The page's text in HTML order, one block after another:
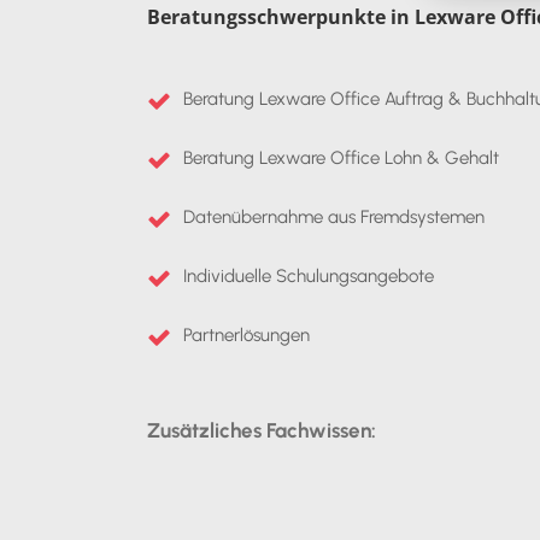
Beratungsschwerpunkte in Lexware
Beratung Lexware Office Auftrag &
Beratung Lexware Office Lohn & Gehalt
Datenübernahme aus Fremdsystemen
Individuelle Schulungsangebote
Partnerlösungen
Zusätzliches Fachwissen: